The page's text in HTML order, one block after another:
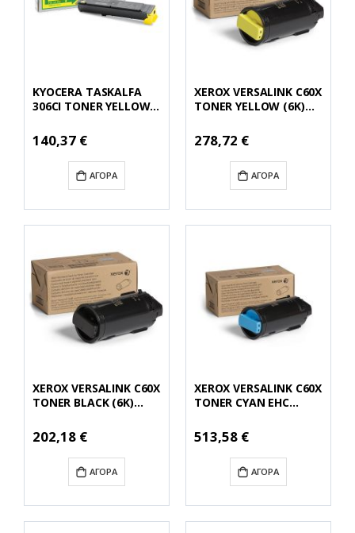
KYOCERA TASKALFA
306CI TONER YELLOW
(KYOTK5195Y)
Ειδική
Τιμή
140,37 €
ΑΓΟΡΆ
XEROX VERSALINK C60X
TONER YELLOW (6K)
(XER106R03898)
Ειδική
Τιμή
278,72 €
ΑΓΟΡΆ
XEROX VERSALINK C60X
TONER BLACK (6K)
(XER106R03899)
Ειδική
Τιμή
202,18 €
ΑΓΟΡΆ
XEROX VERSALINK C60X
TONER CYAN EHC
(XER106R03920)
Ειδική
Τιμή
513,58 €
ΑΓΟΡΆ